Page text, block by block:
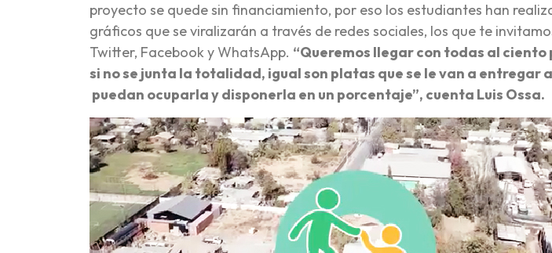
proyecto se quede sin financiamiento, por eso los estudiantes han
gráficos que se viralizarán a través de redes sociales, los que te
Twitter, Facebook y WhatsApp. “Queremos llegar con todas al ciento
si no se junta la totalidad, igual son platas que se le van a entregar
puedan ocuparla y disponerla en un porcentaje”, cuenta Luis Ossa.